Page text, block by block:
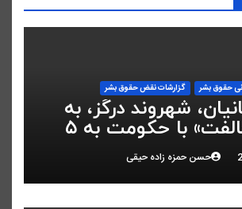
حقوق بشر گزارشات نقض حقوق بشر
شهروند درگز، به
دلیل «مخالفت» با حکومت به ۵
محکوم شد
حسن حمزه زاده حیقی